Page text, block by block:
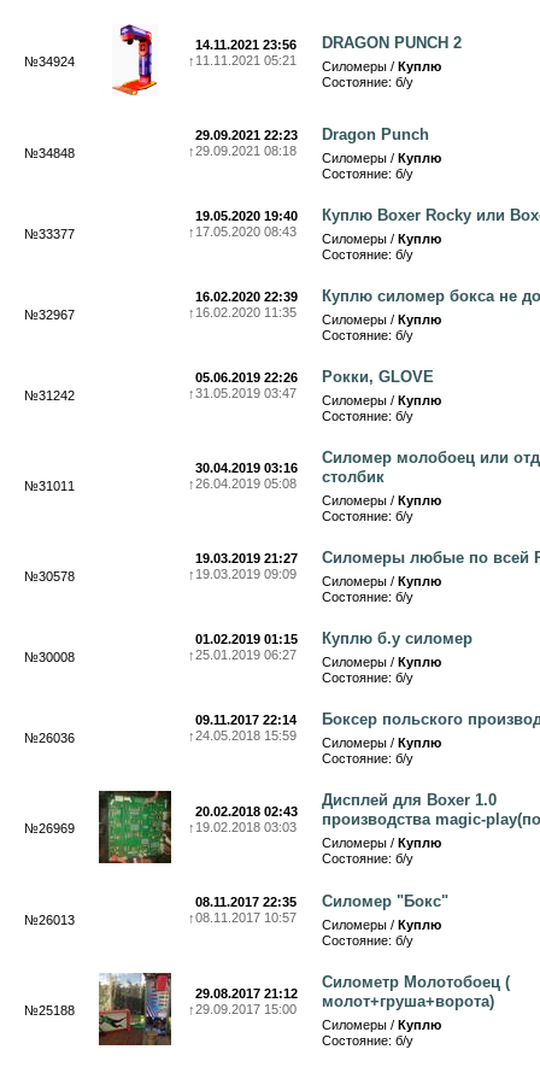
№34924
14.11.2021 23:56
↑ 11.11.2021 05:21
DRAGON PUNCH 2
Силомеры / Куплю
Состояние: б/у
№34848
29.09.2021 22:23
↑29.09.2021 08:18
Dragon Punch
Силомеры / Куплю
Состояние: б/у
№33377
19.05.2020 19:40
↑ 17.05.2020 08:43
Куплю Boxer Rocky или
Силомеры / Куплю
Состояние: б/у
№32967
16.02.2020 22:39
↑ 16.02.2020 11:35
Куплю силомер бокса не
Силомеры / Куплю
Состояние: б/у
№31242
05.06.2019 22:26
↑31.05.2019 03:47
Рокки, GLOVE
Силомеры / Куплю
Состояние: б/у
№31011
30.04.2019 03:16
↑26.04.2019 05:08
Силомер молобоец или
столбик
Силомеры / Куплю
Состояние: б/у
№30578
19.03.2019 21:27
↑ 19.03.2019 09:09
Силомеры любые по всей
Силомеры / Куплю
Состояние: б/у
№30008
01.02.2019 01:15
↑25.01.2019 06:27
Куплю б.у силомер
Силомеры / Куплю
Состояние: б/у
№26036
09.11.2017 22:14
↑24.05.2018 15:59
Боксер польского
Силомеры / Куплю
Состояние: б/у
№26969
20.02.2018 02:43
↑ 19.02.2018 03:03
Дисплей для Boxer 1.0
производства magic-
Силомеры / Куплю
Состояние: б/у
№26013
08.11.2017 22:35
↑08.11.2017 10:57
Силомер "Бокс"
Силомеры / Куплю
Состояние: б/у
№25188
29.08.2017 21:12
↑29.09.2017 15:00
Силометр Молотобоец (
молот+груша+ворота)
Силомеры / Куплю
Состояние: б/у